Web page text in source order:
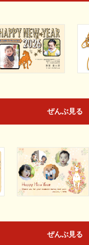
ぜんぶ見る
ぜんぶ見る